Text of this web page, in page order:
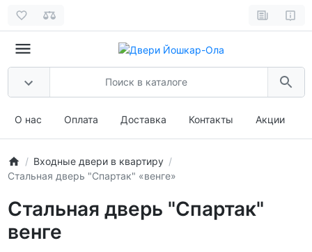
О нас Оплата Доставка Контакты Акции
Входные двери в квартиру
Стальная дверь "Спартак" «венге»
Стальная дверь "Спартак"
венге